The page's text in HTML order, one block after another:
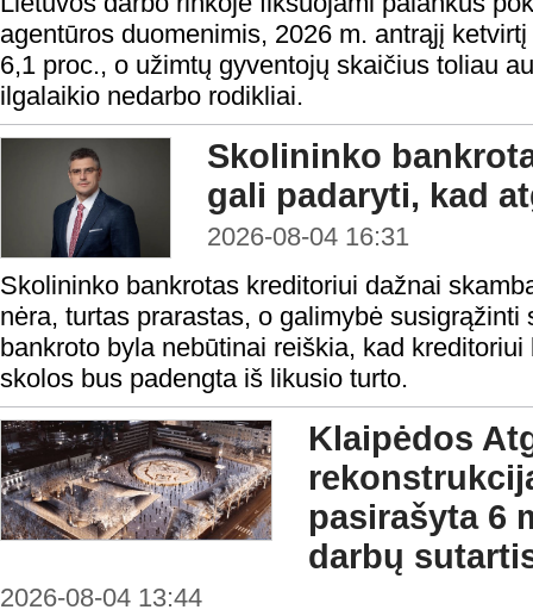
agentūros duomenimis, 2026 m. antrąjį
6,1 proc., o užimtų gyventojų skaičius toliau
ilgalaikio nedarbo rodikliai.
Skolininko
gali padaryti, kad
2026-08-04 16:31
Skolininko bankrotas kreditoriui dažnai
nėra, turtas prarastas, o galimybė susigrąžinti
bankroto byla nebūtinai reiškia, kad
skolos bus padengta iš likusio turto.
Klaipėdos
pasirašyta 6
darbų
2026-08-04 13:44